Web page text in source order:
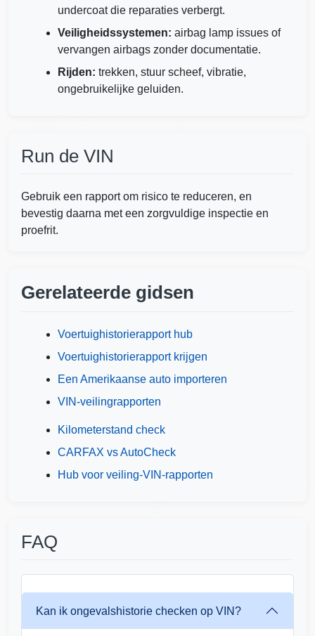
Autocheck
CopartManheim
Copart
Copart
Manheim
IAAI IAAI
Copart
Autocheck
undercoat die reparaties verbergt.
Veiligheidssystemen: airbag lamp issues of
vervangen airbags zonder documentatie.
Rijden: trekken, stuur scheef, vibratie,
ongebruikelijke geluiden.
Run de VIN
Gebruik een rapport om risico te reduceren, en
bevestig daarna met een zorgvuldige inspectie en
proefrit.
Gerelateerde gidsen
Voertuighistorierapport hub
Voertuighistorierapport krijgen
Een Amerikaanse auto importeren
VIN-veilingrapporten
Kilometerstand check
CARFAX vs AutoCheck
Hub voor veiling-VIN-rapporten
FAQ
Kan ik ongevalshistorie checken op VIN?